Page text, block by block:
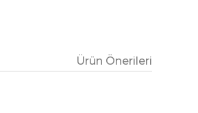
Ürün Önerileri